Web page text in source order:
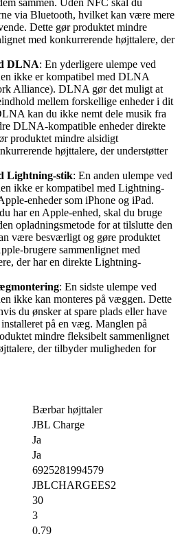
via Bluetooth, hvilket kan være mere
Dette gør produktet mindre
med konkurrerende højttalere, der
DLNA: En yderligere ulempe ved
ikke er kompatibel med DLNA
Alliance). DLNA gør det muligt at
mellem forskellige enheder i dit
kan du ikke nemt dele musik fra
DLNA-kompatible enheder direkte
produktet mindre alsidigt
højttalere, der understøtter
Lightning-stik: En anden ulempe ved
ikke er kompatibel med Lightning-
enheder som iPhone og iPad.
har en Apple-enhed, skal du bruge
opladningsmetode for at tilslutte den
være besværligt og gøre produktet
brugere sammenlignet med
der har en direkte Lightning-
: En sidste ulempe ved
ikke kan monteres på væggen. Dette
du ønsker at spare plads eller have
på en væg. Manglen på
mindre fleksibelt sammenlignet
der tilbyder muligheden for
Bærbar højttaler
JBL Charge
Ja
Ja
6925281994579
JBLCHARGEES2
30
3
0.79